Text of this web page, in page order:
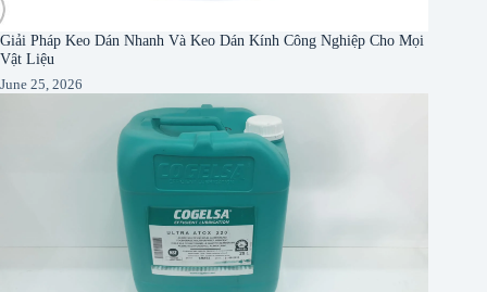
Giải Pháp Keo Dán Nhanh Và Keo Dán Kính Công Nghiệp Cho Mọi
Vật Liệu
June 25, 2026